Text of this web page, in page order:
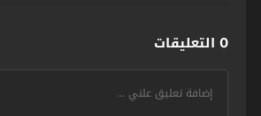
0 التعليقات